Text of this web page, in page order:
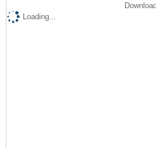
Loading...